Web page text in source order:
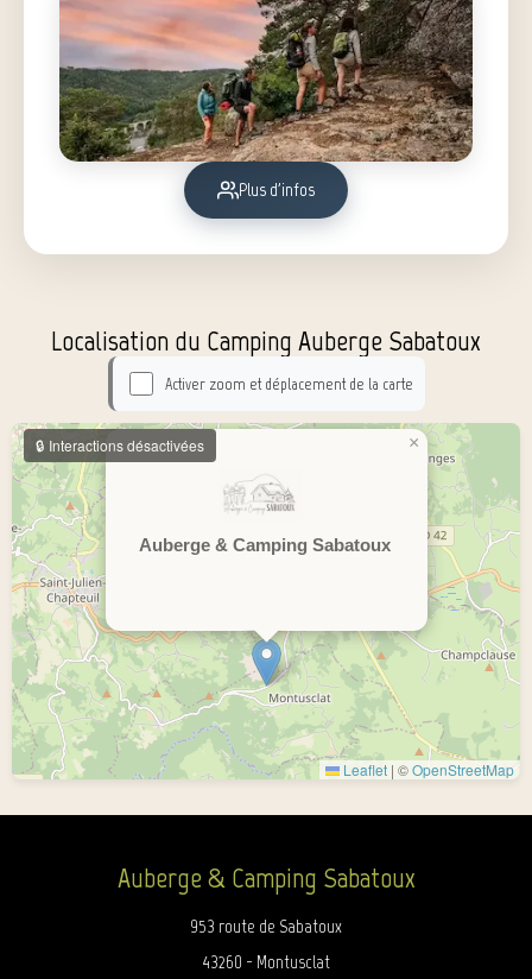
Plus d'infos
Localisation du Camping Auberge Sabatoux
Activer zoom et déplacement de la carte
Auberge & Camping Sabatoux
×
Leaflet | ©OpenStreetMap
Auberge & Camping Sabatoux
953 route de Sabatoux
43260 - Montusclat